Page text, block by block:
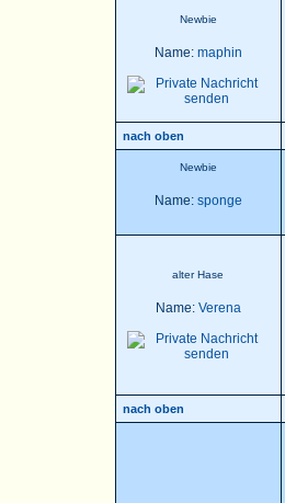
Newbie
Name: maphin
nach oben
Newbie
Name: sponge
alter Hase
Name: Verena
nach oben